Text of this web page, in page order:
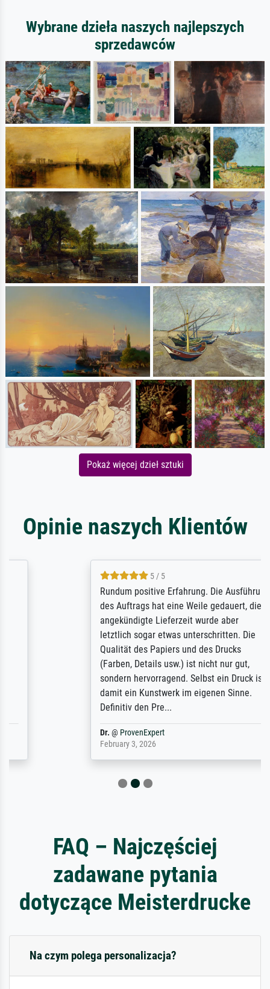
Wybrane dzieła naszych najlepszych
sprzedawców
Pokaż więcej dzieł sztuki
Opinie naszych Klientów
5 / 5
Rundum positive Erfahrung. Die Ausführung
des Auftrags hat eine Weile gedauert, die
angekündigte Lieferzeit wurde aber
letztlich sogar etwas unterschritten. Die
Qualität des Papiers und des Drucks
(Farben, Details usw.) ist nicht nur gut,
sondern hervorragend. Selbst ein Druck ist
damit ein Kunstwerk im eigenen Sinne.
Definitiv den Pre...
ProvenExpert
February 3, 2026
FAQ – Najczęściej
zadawane pytania
dotyczące Meisterdrucke
Na czym polega personalizacja?